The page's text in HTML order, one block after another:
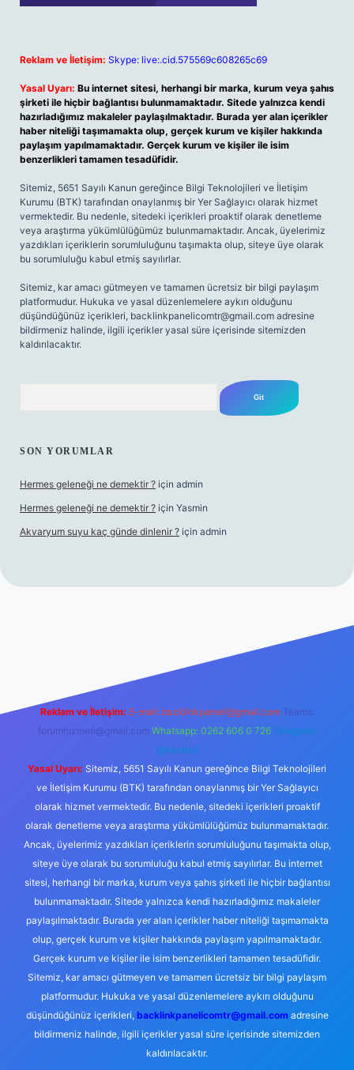
Reklam ve İletişim: Skype: live:.cid.575569c608265c69
Yasal Uyarı: Bu internet sitesi, herhangi bir marka, kurum veya şahıs
şirketi ile hiçbir bağlantısı bulunmamaktadır. Sitede yalnızca kendi
hazırladığımız makaleler paylaşılmaktadır. Burada yer alan içerikler
haber niteliği taşımamakta olup, gerçek kurum ve kişiler hakkında
paylaşım yapılmamaktadır. Gerçek kurum ve kişiler ile isim
benzerlikleri tamamen tesadüfidir.
Sitemiz, 5651 Sayılı Kanun gereğince Bilgi Teknolojileri ve İletişim
Kurumu (BTK) tarafından onaylanmış bir Yer Sağlayıcı olarak hizmet
vermektedir. Bu nedenle, sitedeki içerikleri proaktif olarak denetleme
veya araştırma yükümlülüğümüz bulunmamaktadır. Ancak, üyelerimiz
yazdıkları içeriklerin sorumluluğunu taşımakta olup, siteye üye olarak
bu sorumluluğu kabul etmiş sayılırlar.
Sitemiz, kar amacı gütmeyen ve tamamen ücretsiz bir bilgi paylaşım
platformudur. Hukuka ve yasal düzenlemelere aykırı olduğunu
düşündüğünüz içerikleri, backlinkpanelicomtr@gmail.com adresine
bildirmeniz halinde, ilgili içerikler yasal süre içerisinde sitemizden
kaldırılacaktır.
SON YORUMLAR
Hermes geleneği ne demektir ? için admin
Hermes geleneği ne demektir ? için Yasmin
Akvaryum suyu kaç günde dinlenir ? için admin
Reklam ve İletişim: E-mail: backlinkpaneli@gmail.com Teams:
forumhizmeti@gmail.com Whatsapp: 0262 606 0 726 Telegram:
@karabul
Yasal Uyarı: Sitemiz, 5651 Sayılı Kanun gereğince Bilgi Teknolojileri
ve İletişim Kurumu (BTK) tarafından onaylanmış bir Yer Sağlayıcı
olarak hizmet vermektedir. Bu nedenle, sitedeki içerikleri proaktif
olarak denetleme veya araştırma yükümlülüğümüz bulunmamaktadır.
Ancak, üyelerimiz yazdıkları içeriklerin sorumluluğunu taşımakta olup,
siteye üye olarak bu sorumluluğu kabul etmiş sayılırlar. Bu internet
sitesi, herhangi bir marka, kurum veya şahıs şirketi ile hiçbir bağlantısı
bulunmamaktadır. Sitede yalnızca kendi hazırladığımız makaleler
paylaşılmaktadır. Burada yer alan içerikler haber niteliği taşımamakta
olup, gerçek kurum ve kişiler hakkında paylaşım yapılmamaktadır.
Gerçek kurum ve kişiler ile isim benzerlikleri tamamen tesadüfidir.
Sitemiz, kar amacı gütmeyen ve tamamen ücretsiz bir bilgi paylaşım
platformudur. Hukuka ve yasal düzenlemelere aykırı olduğunu
düşündüğünüz içerikleri, backlinkpanelicomtr@gmail.comadresine
bildirmeniz halinde, ilgili içerikler yasal süre içerisinde sitemizden
kaldırılacaktır.